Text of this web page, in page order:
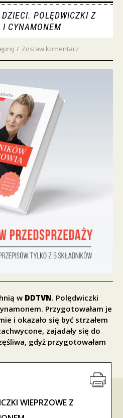
POLĘDWICZKI Z
CYNAMONEM
/ Zostaw komentarz
w DDTVN. Polędwiczki
Przygotowałam je
i okazało się być strzałem
zajadały się do
gdyż przygotowałam
WIEPRZOWE Z